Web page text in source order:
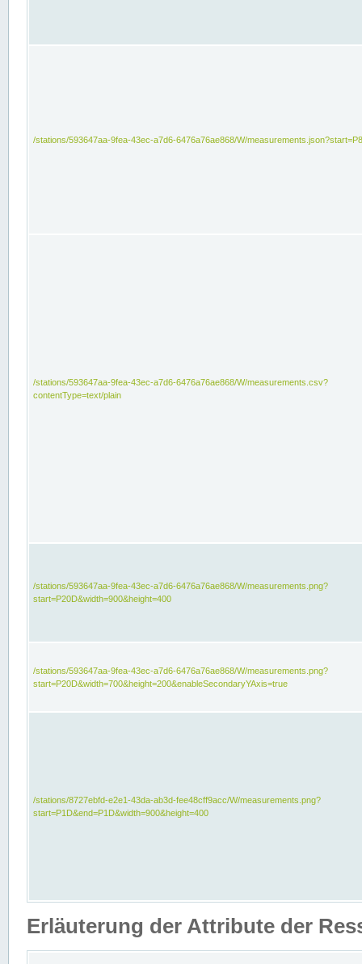
/stations/593647aa-9fea-43ec-a7d6-6476a76ae868/W/
/stations/593647aa-9fea-43ec-a7d6-6476a76ae868/W/measurements.csv?
contentType=text/plain
/stations/593647aa-9fea-43ec-a7d6-6476a76ae868/W/measurements.png?
start=P20D&width=900&height=400
/stations/593647aa-9fea-43ec-a7d6-6476a76ae868/W/measurements.png?
start=P20D&width=700&height=200&enableSecondaryYAxis=true
/stations/8727ebfd-e2e1-43da-ab3d-fee48cff9acc/W/measurements.png?
start=P1D&end=P1D&width=900&height=400
Erläuterung der Attribute der